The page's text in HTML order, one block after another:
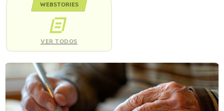
WEBSTORIES
VER TODOS